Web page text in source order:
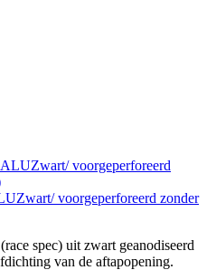
voorgeperforeerd zonder
spec) uit zwart geanodiseerd
van de aftapopening.